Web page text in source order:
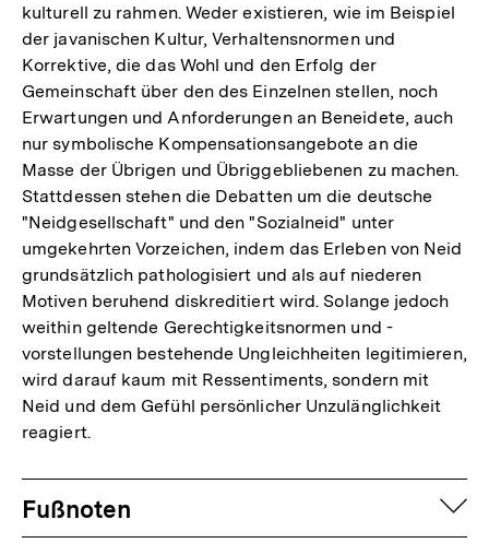
kulturell zu rahmen. Weder existieren, wie im Beispiel
der javanischen Kultur, Verhaltensnormen und
Korrektive, die das Wohl und den Erfolg der
Gemeinschaft über den des Einzelnen stellen, noch
Erwartungen und Anforderungen an Beneidete, auch
nur symbolische Kompensationsangebote an die
Masse der Übrigen und Übriggebliebenen zu machen.
Stattdessen stehen die Debatten um die deutsche
"Neidgesellschaft" und den "Sozialneid" unter
umgekehrten Vorzeichen, indem das Erleben von Neid
grundsätzlich pathologisiert und als auf niederen
Motiven beruhend diskreditiert wird. Solange jedoch
weithin geltende Gerechtigkeitsnormen und -
vorstellungen bestehende Ungleichheiten legitimieren,
wird darauf kaum mit Ressentiments, sondern mit
Neid und dem Gefühl persönlicher Unzulänglichkeit
reagiert.
Fussnoten
Fußnoten